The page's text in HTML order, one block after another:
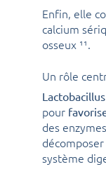
Enfin, elle
calcium
osseux ¹¹.
Un rôle
pour
des
système